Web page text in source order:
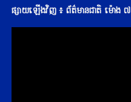
ផ្សាយឡើងវិញ ៖ ព័ត៌មានជាតិ ម៉ោង ៧